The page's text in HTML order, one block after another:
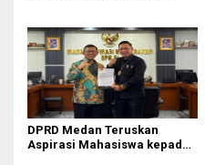
DPRD Medan Teruskan
Aspirasi Mahasiswa kepada